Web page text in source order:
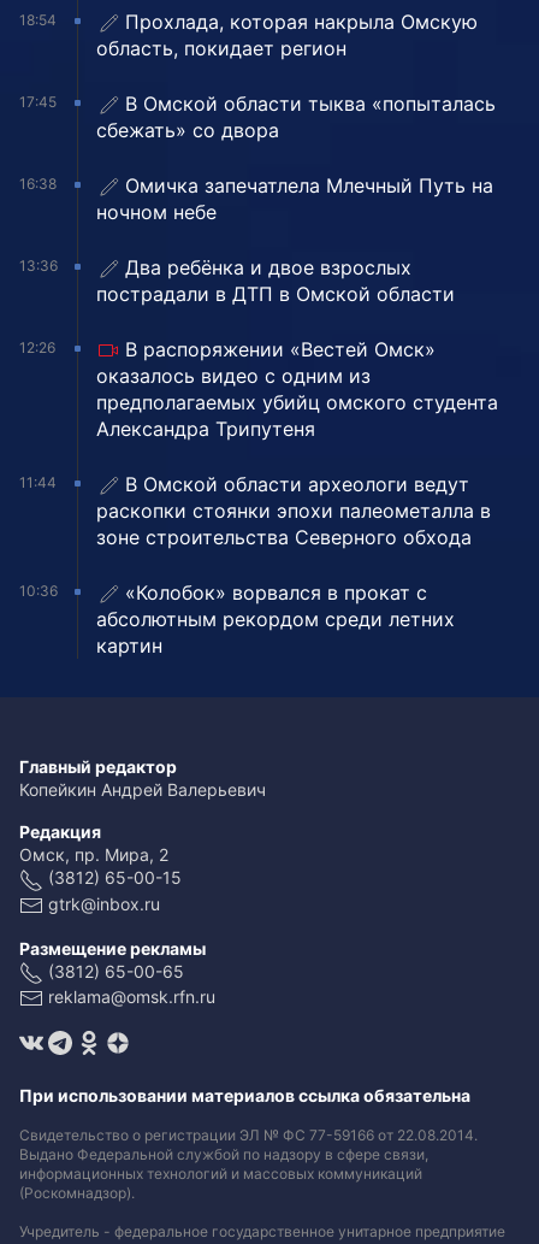
18:54
Прохлада, которая накрыла Омскую
область, покидает регион
17:45
В Омской области тыква «попыталась
сбежать» со двора
16:38
Омичка запечатлела Млечный Путь на
ночном небе
13:36
Два ребёнка и двое взрослых
пострадали в ДТП в Омской области
12:26
В распоряжении «Вестей Омск»
оказалось видео с одним из
предполагаемых убийц омского студента
Александра Трипутеня
11:44
В Омской области археологи ведут
раскопки стоянки эпохи палеометалла в
зоне строительства Северного обхода
10:36
«Колобок» ворвался в прокат с
абсолютным рекордом среди летних
картин
Главный редактор
Копейкин Андрей Валерьевич
Редакция
Омск, пр. Мира, 2
(3812) 65-00-15
gtrk@inbox.ru
Размещение рекламы
(3812) 65-00-65
reklama@omsk.rfn.ru
При использовании материалов ссылка обязательна
Свидетельство о регистрации ЭЛ № ФС 77-59166 от 22.08.2014.
Выдано Федеральной службой по надзору в сфере связи,
информационных технологий и массовых коммуникаций
(Роскомнадзор).
Учредитель - федеральное государственное унитарное предприятие